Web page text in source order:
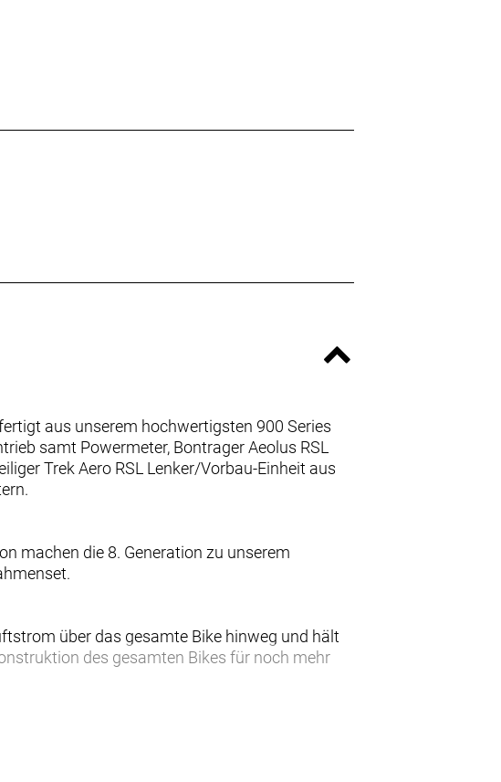
aus unserem hochwertigsten 900 Series
samt Powermeter, Bontrager Aeolus RSL
Trek Aero RSL Lenker/Vorbau-Einheit aus
machen die 8. Generation zu unserem
über das gesamte Bike hinweg und hält
des gesamten Bikes für noch mehr
Komforttechnologie jetzt leichter